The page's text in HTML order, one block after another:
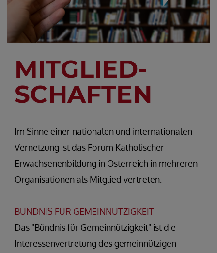
MITGLIED-
SCHAFTEN
Im Sinne einer nationalen und internationalen
Vernetzung ist das Forum Katholischer
Erwachsenenbildung in Österreich in mehreren
Organisationen als Mitglied vertreten:
BÜNDNIS FÜR GEMEINNÜTZIGKEIT
Das "Bündnis für Gemeinnützigkeit" ist die
Interessenvertretung des gemeinnützigen